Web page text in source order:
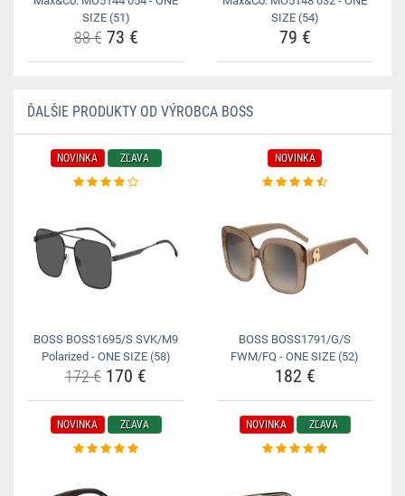
SIZE (51)
88 €73 €
SIZE (54)
79 €
ĎALŠIE PRODUKTY OD VÝROBCA BOSS
NOVINKA ZĽAVA
BOSS BOSS1695/S SVK/M9
Polarized - ONE SIZE (58)
172 € 170 €
NOVINKA
BOSS BOSS1791/G/S
FWM/FQ - ONE SIZE (52)
182 €
NOVINKA ZĽAVA NOVINKA ZĽAVA